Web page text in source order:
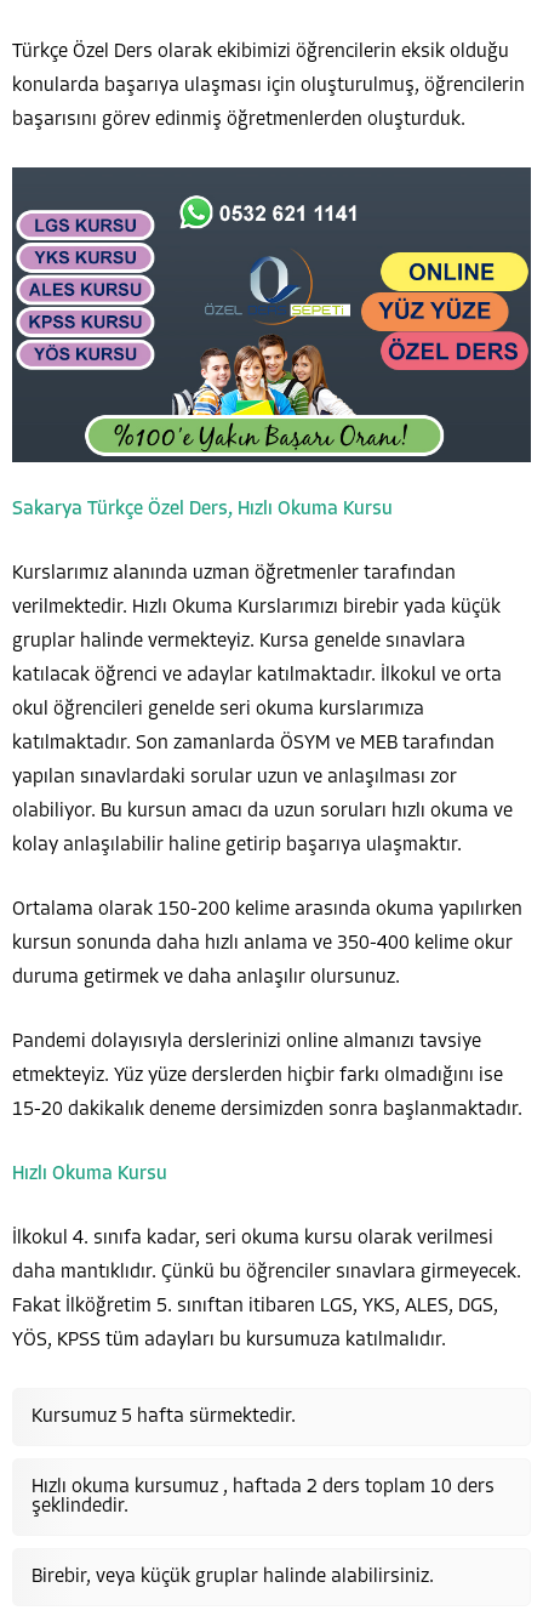
Türkçe Özel Ders olarak ekibimizi öğrencilerin eksik olduğu
konularda başarıya ulaşması için oluşturulmuş, öğrencilerin
başarısını görev edinmiş öğretmenlerden oluşturduk.
Sakarya Türkçe Özel Ders, Hızlı Okuma Kursu
Kurslarımız alanında uzman öğretmenler tarafından
verilmektedir. Hızlı Okuma Kurslarımızı birebir yada küçük
gruplar halinde vermekteyiz. Kursa genelde sınavlara
katılacak öğrenci ve adaylar katılmaktadır. İlkokul ve orta
okul öğrencileri genelde seri okuma kurslarımıza
katılmaktadır. Son zamanlarda ÖSYM ve MEB tarafından
yapılan sınavlardaki sorular uzun ve anlaşılması zor
olabiliyor. Bu kursun amacı da uzun soruları hızlı okuma ve
kolay anlaşılabilir haline getirip başarıya ulaşmaktır.
Ortalama olarak 150-200 kelime arasında okuma yapılırken
kursun sonunda daha hızlı anlama ve 350-400 kelime okur
duruma getirmek ve daha anlaşılır olursunuz.
Pandemi dolayısıyla derslerinizi online almanızı tavsiye
etmekteyiz. Yüz yüze derslerden hiçbir farkı olmadığını ise
15-20 dakikalık deneme dersimizden sonra başlanmaktadır.
Hızlı Okuma Kursu
İlkokul 4. sınıfa kadar, seri okuma kursu olarak verilmesi
daha mantıklıdır. Çünkü bu öğrenciler sınavlara girmeyecek.
Fakat İlköğretim 5. sınıftan itibaren LGS, YKS, ALES, DGS,
YÖS, KPSS tüm adayları bu kursumuza katılmalıdır.
Kursumuz 5 hafta sürmektedir.
Hızlı okuma kursumuz , haftada 2 ders toplam 10 ders
şeklindedir.
Birebir, veya küçük gruplar halinde alabilirsiniz.